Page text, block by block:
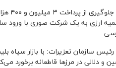
جلوگیری از
ارزی به یک شرکت صوری با ورود
رئیس سازمان تعزیرات: با بازار سیاه
و دلالی در مرز‌ها قاطعانه برخورد